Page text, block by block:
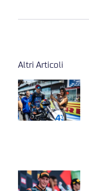
Altri Articoli